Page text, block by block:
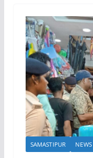
SAMASTIPUR NEWS